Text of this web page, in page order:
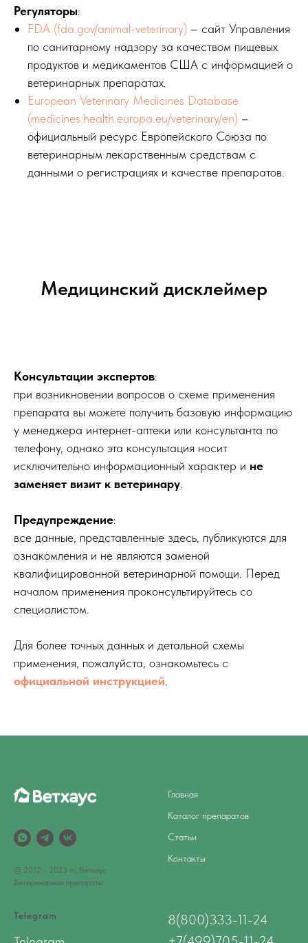
Регуляторы:
FDA (fda.gov/animal-veterinary) – сайт Управления
по санитарному надзору за качеством пищевых
продуктов и медикаментов США с информацией о
ветеринарных препаратах.
European Veterinary Medicines Database
(medicines.health.europa.eu/veterinary/en) –
официальный ресурс Европейского Союза по
ветеринарным лекарственным средствам с
данными о регистрациях и качестве препаратов.
Медицинский дисклеймер
Консультации экспертов:
при возникновении вопросов о схеме применения
препарата вы можете получить базовую информацию
у менеджера интернет-аптеки или консультанта по
телефону, однако эта консультация носит
исключительно информационный характер и не
заменяет визит к ветеринару.
Предупреждение:
все данные, представленные здесь, публикуются для
ознакомления и не являются заменой
квалифицированной ветеринарной помощи. Перед
началом применения проконсультируйтесь со
специалистом.
Для более точных данных и детальной схемы
применения, пожалуйста, ознакомьтесь с
официальной инструкцией.
© 2012 - 2023 гг., Ветхаус
Ветеринарные препараты
Главная
Каталог препаратов
Статьи
Контакты
Telegram
8(800)333-11-24